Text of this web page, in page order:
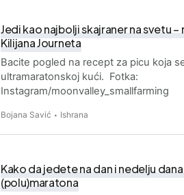
Jedi kao najbolji skajraner na svetu
Kilijana Journeta
Bacite pogled na recept za picu koja
ultramaratonskoj kući. Fotka:
Instagram/moonvalley_smallfarming
Bojana Savić Ishrana
Kako da jedete na dan i nedelju
(polu)maratona